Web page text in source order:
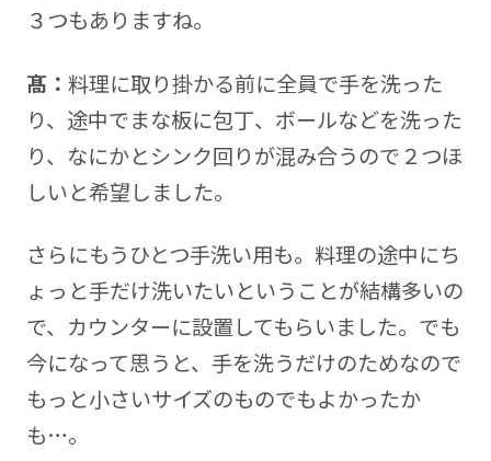
３つもありますね。
髙： 料理に取り掛かる前に全員で手を洗った
り、途中でまな板に包丁、ボールなどを洗った
り、なにかとシンク回りが混み合うので２つほ
しいと希望しました。
さらにもうひとつ手洗い用も。料理の途中にち
ょっと手だけ洗いたいということが結構多いの
で、カウンターに設置してもらいました。でも
今になって思うと、手を洗うだけのためなので
もっと小さいサイズのものでもよかったか
も…。